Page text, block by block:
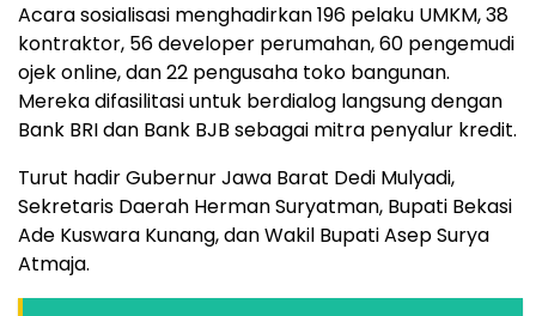
Acara sosialisasi menghadirkan 196 pelaku UMKM, 38
kontraktor, 56 developer perumahan, 60 pengemudi
ojek online, dan 22 pengusaha toko bangunan.
Mereka difasilitasi untuk berdialog langsung dengan
Bank BRI dan Bank BJB sebagai mitra penyalur kredit.
Turut hadir Gubernur Jawa Barat Dedi Mulyadi,
Sekretaris Daerah Herman Suryatman, Bupati Bekasi
Ade Kuswara Kunang, dan Wakil Bupati Asep Surya
Atmaja.